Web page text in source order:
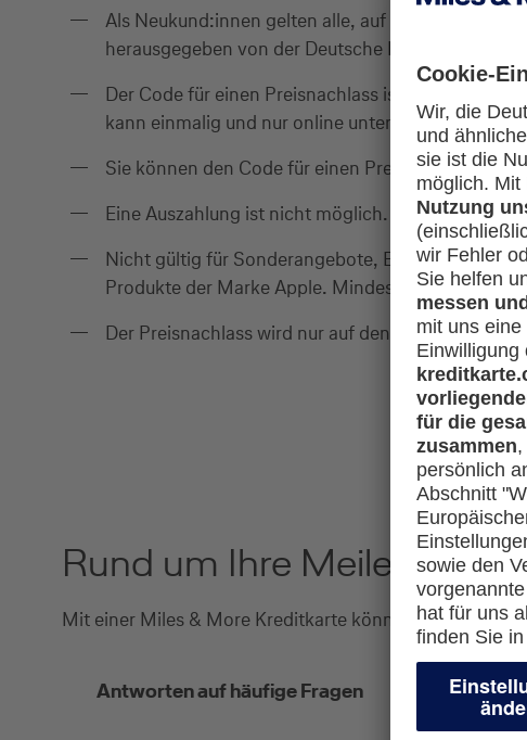
Als Neukund:innen gelten alle, auf die in den
herausgegeben von der Deutsche Bank AG,
Der Code für einen Preisnachlass ist zur
kann einmalig und nur online unter
worldshop.eu
Sie können den Code für einen Preisnachlass
Eine Auszahlung ist nicht möglich.
Nicht gültig für Sonderangebote, Erlebnis-,
Produkte der Marke Apple. Mindestbestellwert: 15
Der Preisnachlass wird nur auf den Warenwert in
Rund um Ihre Meilen
Mit einer Miles & More Kreditkarte können Sie das
Antworten auf häufige Fragen